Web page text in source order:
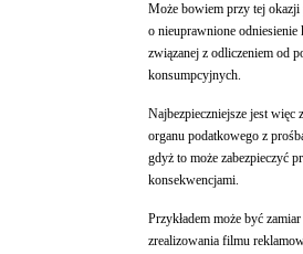
Może bowiem przy tej okazji
o nieuprawnione
związanej z odliczeniem od
konsumpcyjnych.
Najbezpieczniejsze jest więc
organu podatkowego z
gdyż to może zabezpieczyć
konsekwencjami.
Przykładem może być
zrealizowania filmu